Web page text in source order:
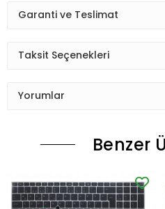
Garanti ve Teslimat
Taksit Seçenekleri
Yorumlar
Benzer